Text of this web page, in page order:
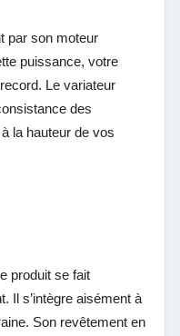
par son moteur
puissance, votre
Le variateur
des
la hauteur de vos
produit se fait
Il s’intègre aisément à
Son revêtement en